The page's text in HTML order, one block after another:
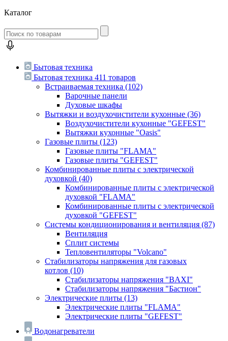
Каталог
Бытовая техника
Бытовая техника 411 товаров
Встраиваемая техника (102)
Варочные панели
Духовые шкафы
Вытяжки и воздухочистители кухонные (36)
Воздухочистители кухонные "GEFEST"
Вытяжки кухонные "Oasis"
Газовые плиты (123)
Газовые плиты "FLAMA"
Газовые плиты "GEFEST"
Комбинированные плиты с электрической
духовкой (40)
Комбинированные плиты с электрической
духовкой "FLAMA"
Комбинированные плиты с электрической
духовкой "GEFEST"
Системы кондиционирования и вентиляция (87)
Вентиляция
Сплит системы
Тепловентиляторы "Volcano"
Стабилизаторы напряжения для газовых
котлов (10)
Стабилизаторы напряжения "BAXI"
Стабилизаторы напряжения "Бастион"
Электрические плиты (13)
Электрические плиты "FLAMA"
Электрические плиты "GEFEST"
Водонагреватели